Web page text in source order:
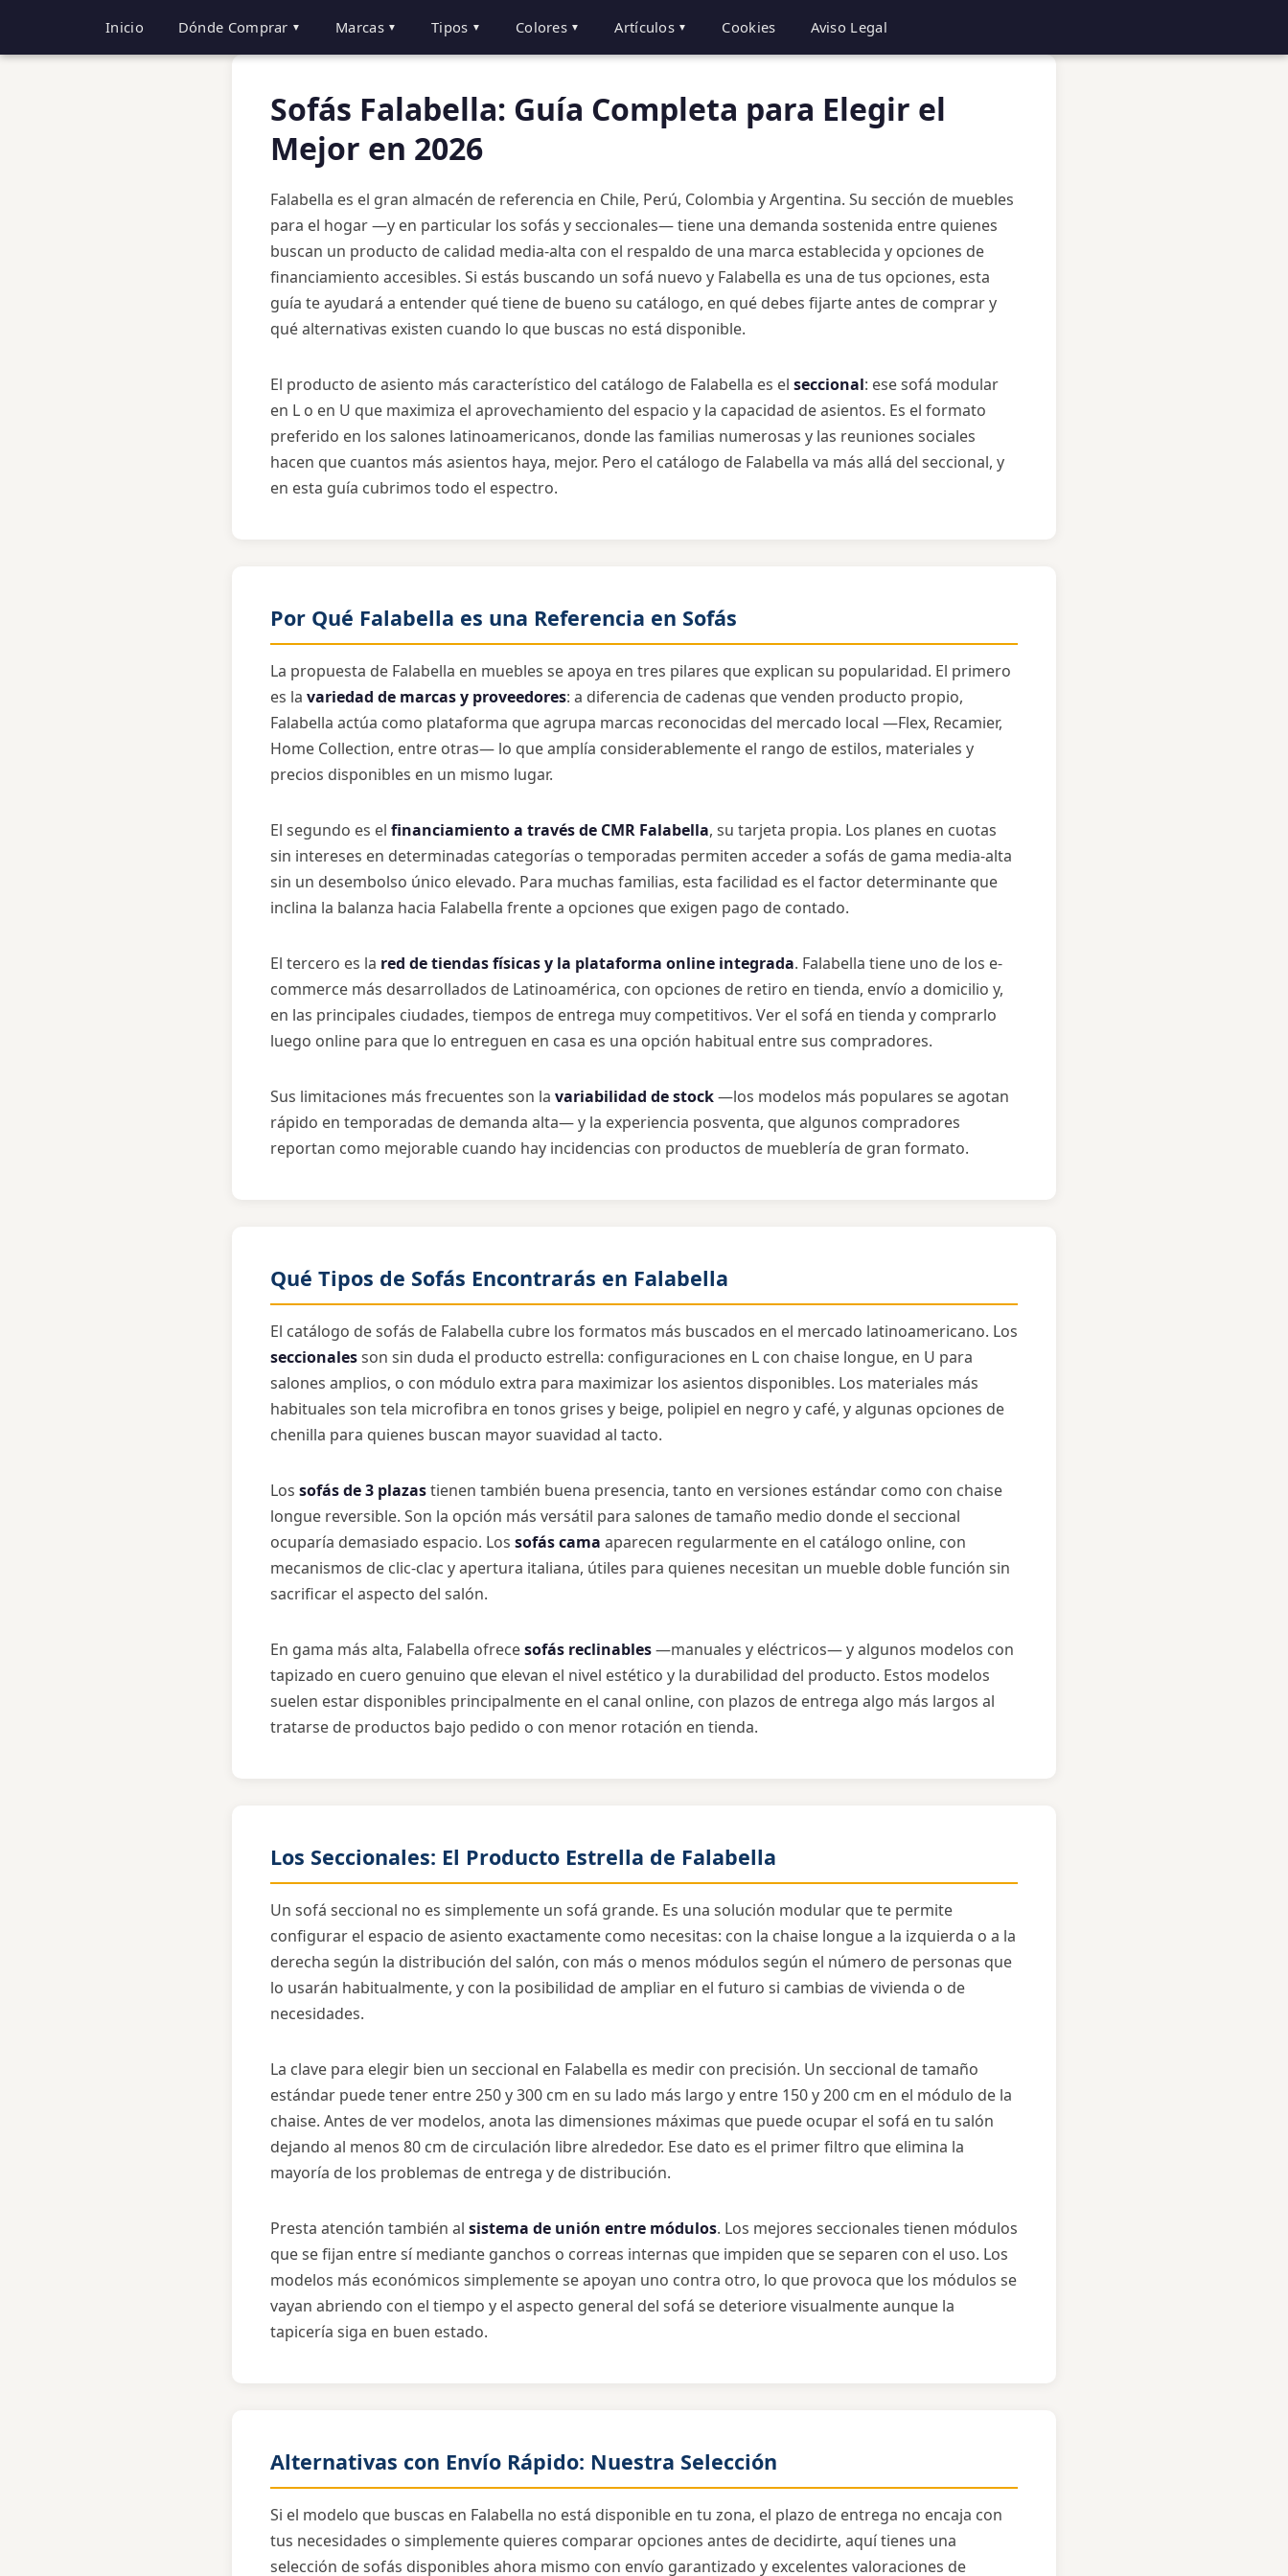
Inicio Dónde Comprar ▼ Marcas ▼ Tipos ▼ Colores ▼ Artículos ▼ Cookies Aviso Legal
Sofás Falabella: Guía Completa para Elegir el
Mejor en 2026
Falabella es el gran almacén de referencia en Chile, Perú, Colombia y Argentina. Su sección de muebles
para el hogar —y en particular los sofás y seccionales— tiene una demanda sostenida entre quienes
buscan un producto de calidad media-alta con el respaldo de una marca establecida y opciones de
financiamiento accesibles. Si estás buscando un sofá nuevo y Falabella es una de tus opciones, esta
guía te ayudará a entender qué tiene de bueno su catálogo, en qué debes fijarte antes de comprar y
qué alternativas existen cuando lo que buscas no está disponible.
El producto de asiento más característico del catálogo de Falabella es el seccional: ese sofá modular
en L o en U que maximiza el aprovechamiento del espacio y la capacidad de asientos. Es el formato
preferido en los salones latinoamericanos, donde las familias numerosas y las reuniones sociales
hacen que cuantos más asientos haya, mejor. Pero el catálogo de Falabella va más allá del seccional, y
en esta guía cubrimos todo el espectro.
Por Qué Falabella es una Referencia en Sofás
La propuesta de Falabella en muebles se apoya en tres pilares que explican su popularidad. El primero
es la variedad de marcas y proveedores: a diferencia de cadenas que venden producto propio,
Falabella actúa como plataforma que agrupa marcas reconocidas del mercado local —Flex, Recamier,
Home Collection, entre otras— lo que amplía considerablemente el rango de estilos, materiales y
precios disponibles en un mismo lugar.
El segundo es el financiamiento a través de CMR Falabella, su tarjeta propia. Los planes en cuotas
sin intereses en determinadas categorías o temporadas permiten acceder a sofás de gama media-alta
sin un desembolso único elevado. Para muchas familias, esta facilidad es el factor determinante que
inclina la balanza hacia Falabella frente a opciones que exigen pago de contado.
El tercero es la red de tiendas físicas y la plataforma online integrada. Falabella tiene uno de los e-
commerce más desarrollados de Latinoamérica, con opciones de retiro en tienda, envío a domicilio y,
en las principales ciudades, tiempos de entrega muy competitivos. Ver el sofá en tienda y comprarlo
luego online para que lo entreguen en casa es una opción habitual entre sus compradores.
Sus limitaciones más frecuentes son la variabilidad de stock—los modelos más populares se agotan
rápido en temporadas de demanda alta— y la experiencia posventa, que algunos compradores
reportan como mejorable cuando hay incidencias con productos de mueblería de gran formato.
Qué Tipos de Sofás Encontrarás en Falabella
El catálogo de sofás de Falabella cubre los formatos más buscados en el mercado latinoamericano. Los
seccionalesson sin duda el producto estrella: configuraciones en L con chaise longue, en U para
salones amplios, o con módulo extra para maximizar los asientos disponibles. Los materiales más
habituales son tela microfibra en tonos grises y beige, polipiel en negro y café, y algunas opciones de
chenilla para quienes buscan mayor suavidad al tacto.
Los sofás de 3 plazastienen también buena presencia, tanto en versiones estándar como con chaise
longue reversible. Son la opción más versátil para salones de tamaño medio donde el seccional
ocuparía demasiado espacio. Los sofás cama aparecen regularmente en el catálogo online, con
mecanismos de clic-clac y apertura italiana, útiles para quienes necesitan un mueble doble función sin
sacrificar el aspecto del salón.
En gama más alta, Falabella ofrecesofás reclinables—manuales y eléctricos— y algunos modelos con
tapizado en cuero genuino que elevan el nivel estético y la durabilidad del producto. Estos modelos
suelen estar disponibles principalmente en el canal online, con plazos de entrega algo más largos al
tratarse de productos bajo pedido o con menor rotación en tienda.
Los Seccionales: El Producto Estrella de Falabella
Un sofá seccional no es simplemente un sofá grande. Es una solución modular que te permite
configurar el espacio de asiento exactamente como necesitas: con la chaise longue a la izquierda o a la
derecha según la distribución del salón, con más o menos módulos según el número de personas que
lo usarán habitualmente, y con la posibilidad de ampliar en el futuro si cambias de vivienda o de
necesidades.
La clave para elegir bien un seccional en Falabella es medir con precisión. Un seccional de tamaño
estándar puede tener entre 250 y 300 cm en su lado más largo y entre 150 y 200 cm en el módulo de la
chaise. Antes de ver modelos, anota las dimensiones máximas que puede ocupar el sofá en tu salón
dejando al menos 80 cm de circulación libre alrededor. Ese dato es el primer filtro que elimina la
mayoría de los problemas de entrega y de distribución.
Presta atención también al sistema de unión entre módulos. Los mejores seccionales tienen módulos
que se fijan entre sí mediante ganchos o correas internas que impiden que se separen con el uso. Los
modelos más económicos simplemente se apoyan uno contra otro, lo que provoca que los módulos se
vayan abriendo con el tiempo y el aspecto general del sofá se deteriore visualmente aunque la
tapicería siga en buen estado.
Alternativas con Envío Rápido: Nuestra Selección
Si el modelo que buscas en Falabella no está disponible en tu zona, el plazo de entrega no encaja con
tus necesidades o simplemente quieres comparar opciones antes de decidirte, aquí tienes una
selección de sofás disponibles ahora mismo con envío garantizado y excelentes valoraciones de